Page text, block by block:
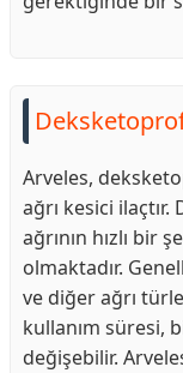
Arveles,
ağrı kesici
ağrının hızlı bir
olmaktadır.
ve diğer ağrı
kullanım süresi,
değişebilir.